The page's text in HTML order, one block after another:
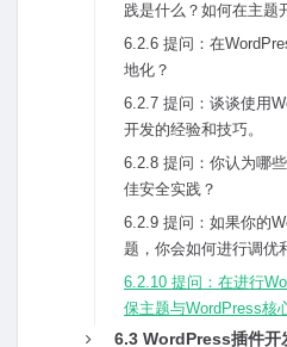
践是什么？如何在主题
6.2.6 提问：在
地化？
6.2.7 提问：谈谈使⽤
开发的经验和技巧。
6.2.8 提问：你认为哪
佳安全实践？
6.2.9 提问：如果你的
题，你会如何进⾏调优
6.2.10 提问：在进⾏
保主题与WordPress核
6.3 WordPress插件开